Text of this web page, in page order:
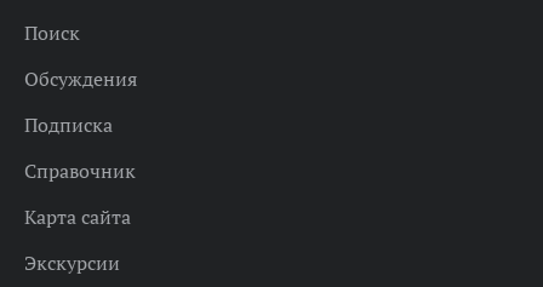
Поиск
Обсуждения
Подписка
Справочник
Карта сайта
Экскурсии